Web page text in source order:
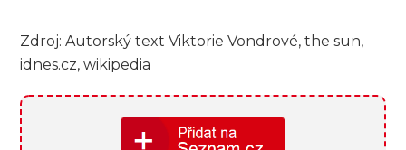
Zdroj: Autorský text Viktorie Vondrové, the sun,
idnes.cz, wikipedia